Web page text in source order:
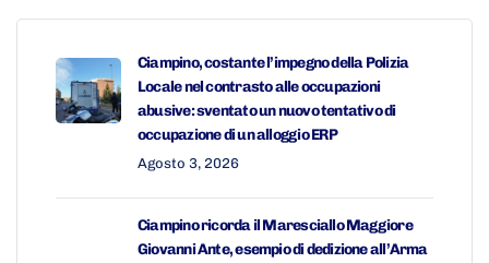
Ciampino, costante l’impegno della Polizia
Locale nel contrasto alle occupazioni
abusive: sventato un nuovo tentativo di
occupazione di un alloggio ERP
Agosto 3, 2026
Ciampino ricorda il Maresciallo Maggiore
Giovanni Ante, esempio di dedizione all’Arma